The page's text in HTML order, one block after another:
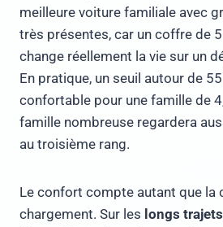
meilleure voiture familiale avec
très présentes, car un coffre de
change réellement la vie sur un
En pratique, un seuil autour de
confortable pour une famille de
famille nombreuse regardera
au troisième rang.
Le confort compte autant que la
chargement. Sur les longs trajets